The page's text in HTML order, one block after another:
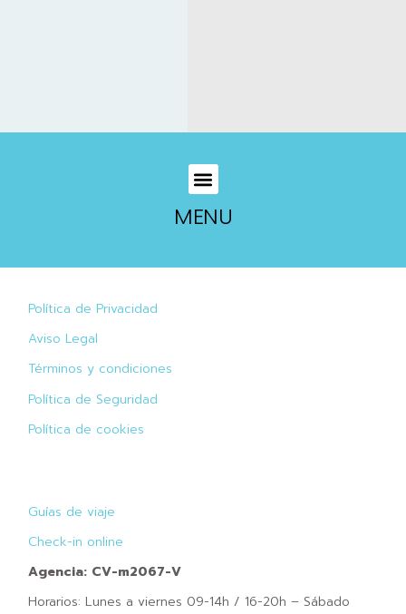
MENU
Política de Privacidad
Aviso Legal
Términos y condiciones
Política de Seguridad
Política de cookies
Guías de viaje
Check-in online
Agencia: CV-m2067-V
Horarios: Lunes a viernes 09-14h / 16-20h – Sábado